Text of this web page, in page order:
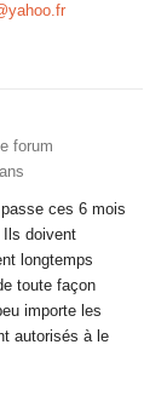
forum
passe ces 6 mois
Ils doivent
longtemps
toute façon
importe les
autorisés à le